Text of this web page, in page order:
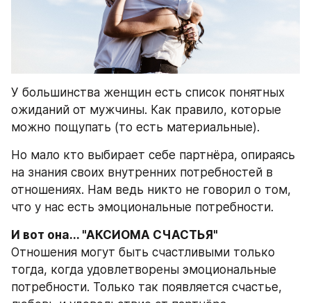
У большинства женщин есть список понятных
ожиданий от мужчины. Как правило, которые
можно пощупать (то есть материальные).
Но мало кто выбирает себе партнёра, опираясь
на знания своих внутренних потребностей в
отношениях. Нам ведь никто не говорил о том,
что у нас есть эмоциональные потребности.
И вот она... "АКСИОМА СЧАСТЬЯ"
Отношения могут быть счастливыми только
тогда, когда удовлетворены эмоциональные
потребности. Только так появляется счастье,